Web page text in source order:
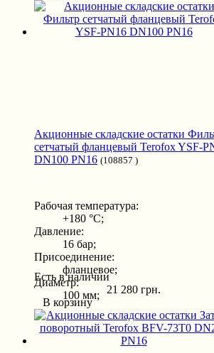
Акционные складские остатки
сетчатый фланцевый Terofox YSF-
DN100 PN16 (108857 )
Рабочая температура:
+180 °С;
Давление:
16 бар;
Присоединение:
фланцевое;
Диаметр:
100 мм;
Есть в наличии
21 280 грн.
В корзину